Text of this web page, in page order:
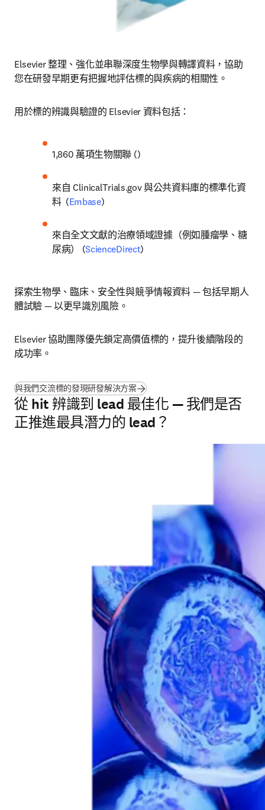
Elsevier 整理、強化並串聯深度生物學與轉譯資料，協助
您在研發早期更有把握地評估標的與疾病的相關性。
用於標的辨識與驗證的 Elsevier 資料包括：
1,860 萬項生物關聯 ()
來自 ClinicalTrials.gov 與公共資料庫的標準化資
料  (Embase)
來自全文文獻的治療領域證據（例如腫瘤學、糖
尿病） (ScienceDirect)
探索生物學、臨床、安全性與競爭情報資料 — 包括早期人
體試驗 — 以更早識別風險。
Elsevier 協助團隊優先鎖定高價值標的，提升後續階段的
成功率。
與我們交流標的發現研發解決方案
從 hit 辨識到 lead 最佳化 — 我們是否
正推進最具潛力的 lead？